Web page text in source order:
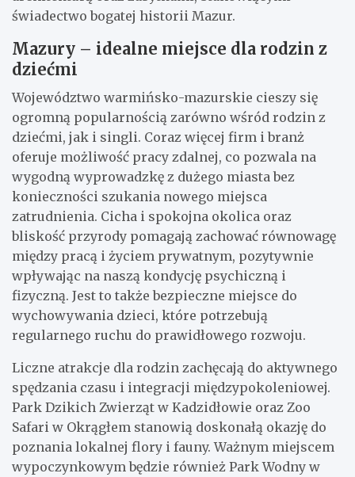
świadectwo bogatej historii Mazur.
Mazury – idealne miejsce dla rodzin z
dziećmi
Województwo warmińsko-mazurskie cieszy się
ogromną popularnością zarówno wśród rodzin z
dziećmi, jak i singli. Coraz więcej firm i branż
oferuje możliwość pracy zdalnej, co pozwala na
wygodną wyprowadzkę z dużego miasta bez
konieczności szukania nowego miejsca
zatrudnienia. Cicha i spokojna okolica oraz
bliskość przyrody pomagają zachować równowagę
między pracą i życiem prywatnym, pozytywnie
wpływając na naszą kondycję psychiczną i
fizyczną. Jest to także bezpieczne miejsce do
wychowywania dzieci, które potrzebują
regularnego ruchu do prawidłowego rozwoju.
Liczne atrakcje dla rodzin zachęcają do aktywnego
spędzania czasu i integracji międzypokoleniowej.
Park Dzikich Zwierząt w Kadzidłowie oraz Zoo
Safari w Okrągłem stanowią doskonałą okazję do
poznania lokalnej flory i fauny. Ważnym miejscem
wypoczynkowym będzie również Park Wodny w